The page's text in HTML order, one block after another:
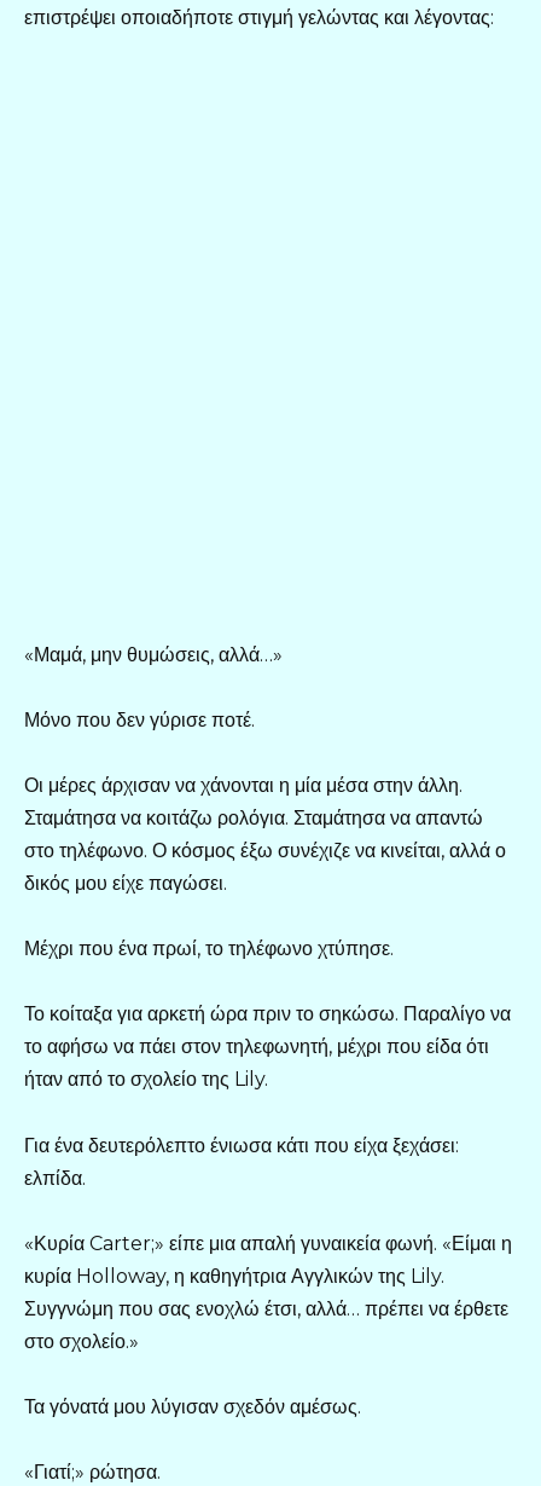
επιστρέψει οποιαδήποτε στιγμή γελώντας και λέγοντας:
«Μαμά, μην θυμώσεις, αλλά…»
Μόνο που δεν γύρισε ποτέ.
Οι μέρες άρχισαν να χάνονται η μία μέσα στην άλλη.
Σταμάτησα να κοιτάζω ρολόγια. Σταμάτησα να απαντώ
στο τηλέφωνο. Ο κόσμος έξω συνέχιζε να κινείται, αλλά ο
δικός μου είχε παγώσει.
Μέχρι που ένα πρωί, το τηλέφωνο χτύπησε.
Το κοίταξα για αρκετή ώρα πριν το σηκώσω. Παραλίγο να
το αφήσω να πάει στον τηλεφωνητή, μέχρι που είδα ότι
ήταν από το σχολείο της Lily.
Για ένα δευτερόλεπτο ένιωσα κάτι που είχα ξεχάσει:
ελπίδα.
«Κυρία Carter;» είπε μια απαλή γυναικεία φωνή. «Είμαι η
κυρία Holloway, η καθηγήτρια Αγγλικών της Lily.
Συγγνώμη που σας ενοχλώ έτσι, αλλά… πρέπει να έρθετε
στο σχολείο.»
Τα γόνατά μου λύγισαν σχεδόν αμέσως.
«Γιατί;» ρώτησα.